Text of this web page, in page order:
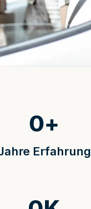
Erfahrung
0+